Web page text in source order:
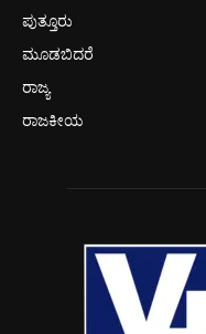
ಪುತ್ತೂರು
ಮೂಡಬಿದರೆ
ರಾಜ್ಯ
ರಾಜಕೀಯ